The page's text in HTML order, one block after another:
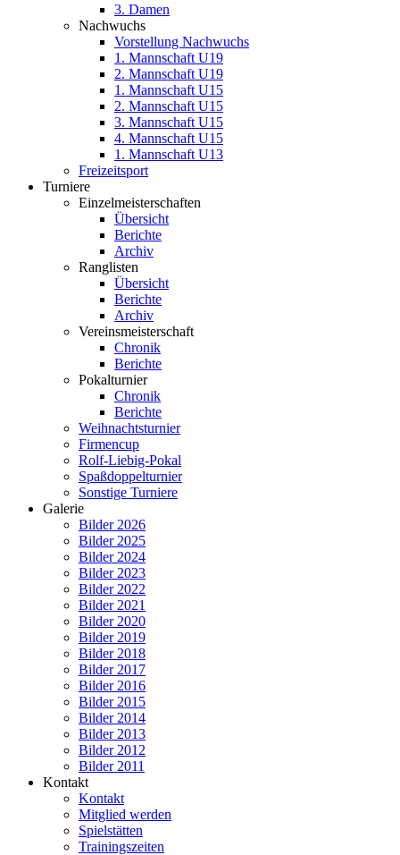
3. Damen
Nachwuchs
Vorstellung Nachwuchs
1. Mannschaft U19
2. Mannschaft U19
1. Mannschaft U15
2. Mannschaft U15
3. Mannschaft U15
4. Mannschaft U15
1. Mannschaft U13
Freizeitsport
Turniere
Einzelmeisterschaften
Übersicht
Berichte
Archiv
Ranglisten
Übersicht
Berichte
Archiv
Vereinsmeisterschaft
Chronik
Berichte
Pokalturnier
Chronik
Berichte
Weihnachtsturnier
Firmencup
Rolf-Liebig-Pokal
Spaßdoppelturnier
Sonstige Turniere
Galerie
Bilder 2026
Bilder 2025
Bilder 2024
Bilder 2023
Bilder 2022
Bilder 2021
Bilder 2020
Bilder 2019
Bilder 2018
Bilder 2017
Bilder 2016
Bilder 2015
Bilder 2014
Bilder 2013
Bilder 2012
Bilder 2011
Kontakt
Kontakt
Mitglied werden
Spielstätten
Trainingszeiten